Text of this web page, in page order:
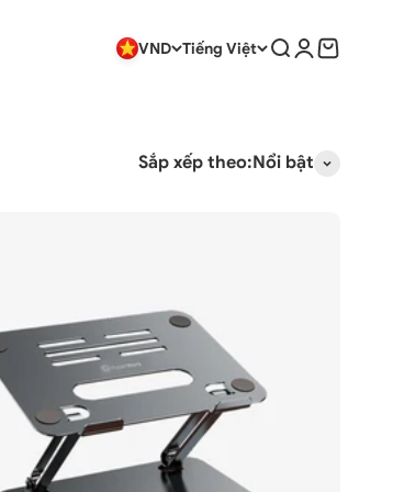
VND Tiếng Việt Tìm kiếm
Đăng nhập
Giỏ hàng
Sắp xếp theo:Nổi bật